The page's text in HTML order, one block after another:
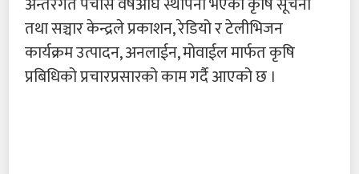
तथा सञ्चार केन्द्रले प्रकाशन, रेडियो र टेलीभिजन
कार्यक्रम उत्पादन, अनलाईन, मोवाईल मार्फत कृषि
प्रबिधिको प्रचारप्रसारको काम गर्दै आएको छ ।